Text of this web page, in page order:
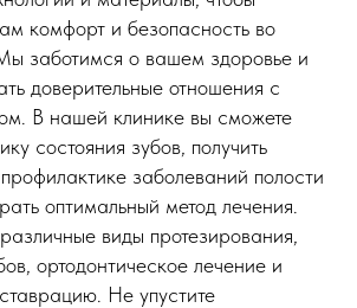
комфорт и безопасность во
заботимся о вашем здоровье и
доверительные отношения с
В нашей клинике вы сможете
состояния зубов, получить
заболеваний полости
оптимальный метод лечения.
виды протезирования,
ортодонтическое лечение и
Не упустите